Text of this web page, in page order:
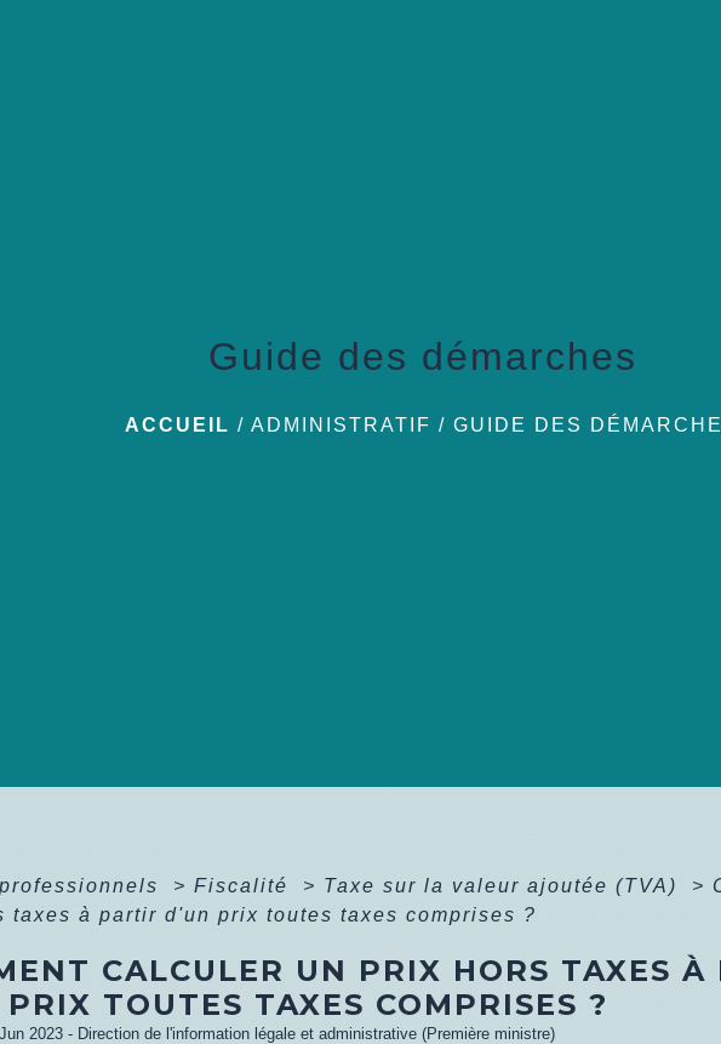
Guide des démarches
ACCUEIL /ADMINISTRATIF /GUIDE DES
> Fiscalité > Taxe sur la valeur ajoutée (TVA) >
taxes à partir d'un prix toutes taxes comprises ?
CALCULER UN PRIX HORS TAXES À
TOUTES TAXES COMPRISES ?
2023 - Direction de l'information légale et administrative (Première ministre)